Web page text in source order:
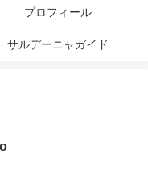
プロフィール
サルデーニャガイド